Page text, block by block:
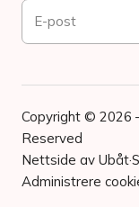
Copyright © 2026
Reserved
Nettside av Ubåt·
Administrere